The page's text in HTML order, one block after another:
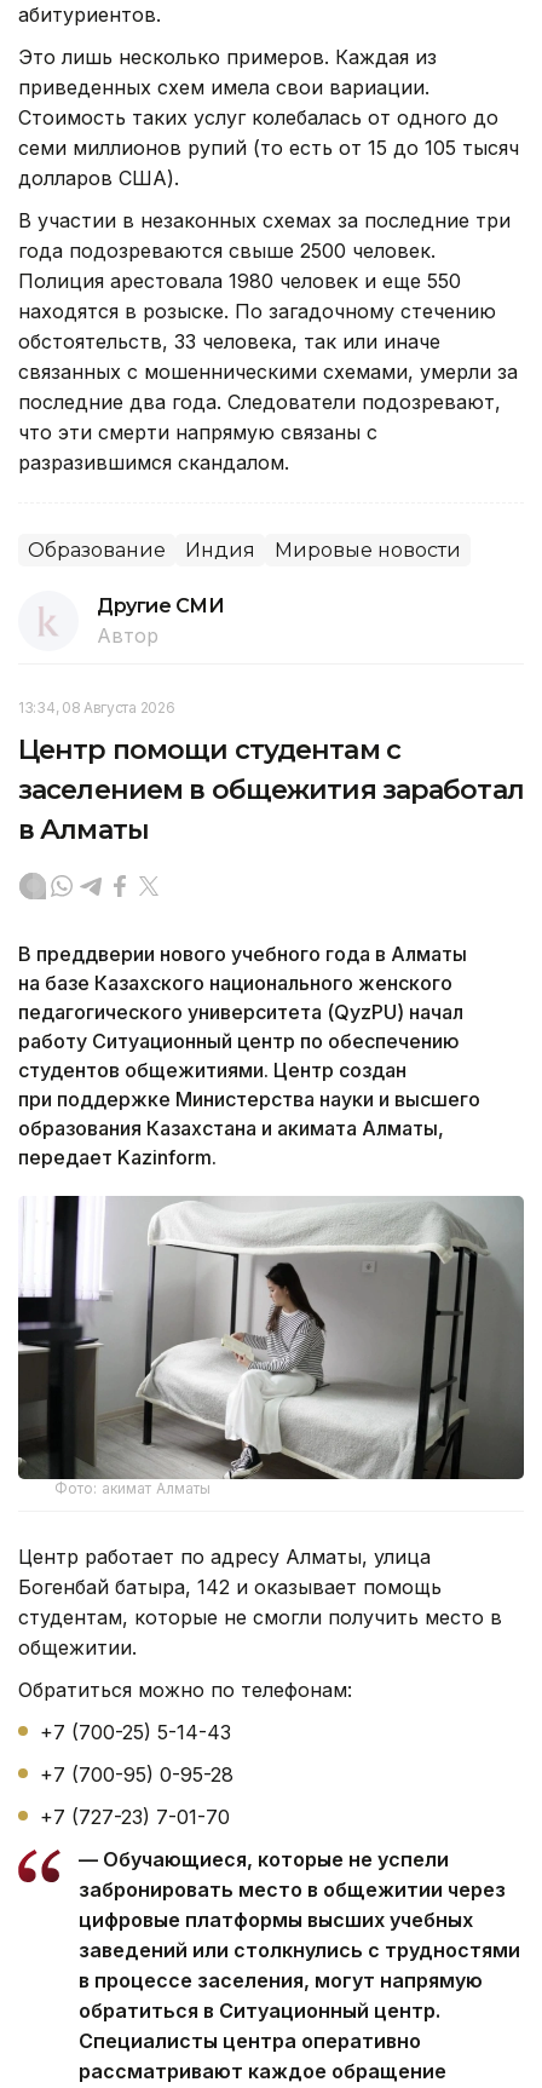
абитуриентов.
Это лишь несколько примеров. Каждая из
приведенных схем имела свои вариации.
Стоимость таких услуг колебалась от одного до
семи миллионов рупий (то есть от 15 до 105 тысяч
долларов США).
В участии в незаконных схемах за последние три
года подозреваются свыше 2500 человек.
Полиция арестовала 1980 человек и еще 550
находятся в розыске. По загадочному стечению
обстоятельств, 33 человека, так или иначе
связанных с мошенническими схемами, умерли за
последние два года. Следователи подозревают,
что эти смерти напрямую связаны с
разразившимся скандалом.
Образование Индия Мировые новости
Другие СМИ
Автор
13:34, 08 Августа 2026
Центр помощи студентам с
заселением в общежития заработал
в Алматы
В преддверии нового учебного года в Алматы
на базе Казахского национального женского
педагогического университета (QyzPU) начал
работу Ситуационный центр по обеспечению
студентов общежитиями. Центр создан
при поддержке Министерства науки и высшего
образования Казахстана и акимата Алматы,
передает Kazinform.
Фото: акимат Алматы
Центр работает по адресу Алматы, улица
Богенбай батыра, 142 и оказывает помощь
студентам, которые не смогли получить место в
общежитии.
Обратиться можно по телефонам:
+7 (700-25) 5-14-43
+7 (700-95) 0-95-28
+7 (727-23) 7-01-70
— Обучающиеся, которые не успели
забронировать место в общежитии через
цифровые платформы высших учебных
заведений или столкнулись с трудностями
в процессе заселения, могут напрямую
обратиться в Ситуационный центр.
Специалисты центра оперативно
рассматривают каждое обращение